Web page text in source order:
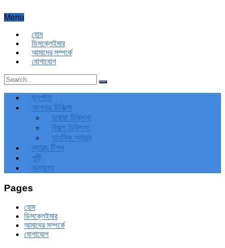
Menu
হোম
ডিসক্লেইমার
আমাদের সম্পর্কে
যোগাযোগ
মূলপাতা
আপনার চিকিত্‍সা
ঘরোয়া চিকিৎসা
বিকল্প চিকিৎসা
মানসিক স্বাস্থ্য
স্বাস্থ্য টিপস
পুষ্টি
অন্যান্য
Pages
হোম
ডিসক্লেইমার
আমাদের সম্পর্কে
যোগাযোগ